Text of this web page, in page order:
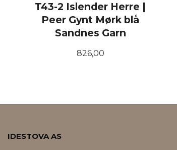
T43-2 Islender Herre |
Peer Gynt Mørk blå
Sandnes Garn
Pris
826,00
IDESTOVA AS